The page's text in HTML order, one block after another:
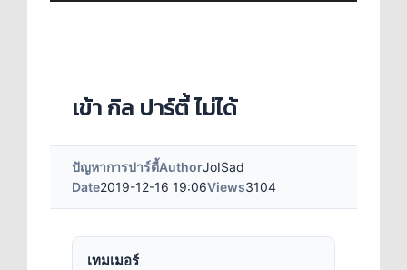
เข้า กิล ปาร์ตี้ ไม่ได้
ปัญหาการปาร์ตี้AuthorJoISad
Date2019-12-16 19:06Views3104
เทมเมอร์